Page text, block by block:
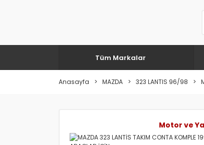
Tüm Markalar
Anasayfa MAZDA 323 LANTIS 96/98
Motor ve